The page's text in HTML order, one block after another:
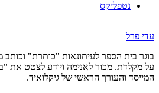
נטפליקס
עדי פרל
בוגר בית הספר לעיתונאות "כותרת" וכותב
על מקלדת. מכור לאנימה ויודע לצטט את
המייסד והעורך הראשי של גיקלואיד.